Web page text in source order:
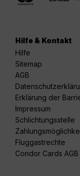
Hilfe & Kontakt
Hilfe
Sitemap
AGB
Erklärung der
Impressum
Schlichtungsstelle
Fluggastrechte
Condor Cards